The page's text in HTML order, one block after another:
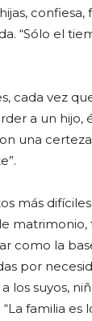
“Sólo el
cada vez
a un hijo,
una
más
matrimonio,
como la
por
los suyos,
“La familia es